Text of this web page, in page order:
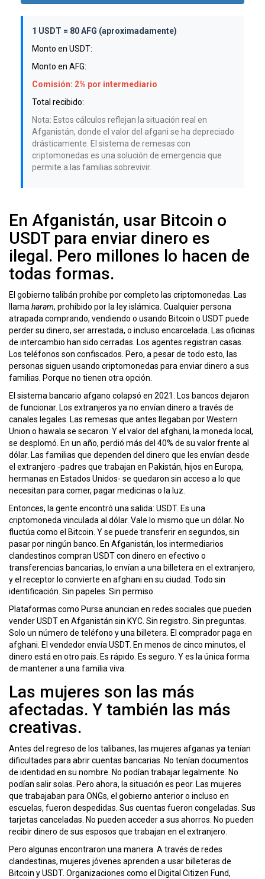
1 USDT = 80 AFG (aproximadamente)
Monto en USDT:
Monto en AFG:
Comisión: 2% por intermediario
Total recibido:
Nota: Estos cálculos reflejan la situación real en
Afganistán, donde el valor del afgani se ha depreciado
drásticamente. El sistema de remesas con
criptomonedas es una solución de emergencia que
permite a las familias sobrevivir.
En Afganistán, usar Bitcoin o
USDT para enviar dinero es
ilegal. Pero millones lo hacen de
todas formas.
El gobierno talibán prohíbe por completo las criptomonedas. Las
llama haram, prohibido por la ley islámica. Cualquier persona
atrapada comprando, vendiendo o usando Bitcoin o USDT puede
perder su dinero, ser arrestada, o incluso encarcelada. Las oficinas
de intercambio han sido cerradas. Los agentes registran casas.
Los teléfonos son confiscados. Pero, a pesar de todo esto, las
personas siguen usando criptomonedas para enviar dinero a sus
familias. Porque no tienen otra opción.
El sistema bancario afgano colapsó en 2021. Los bancos dejaron
de funcionar. Los extranjeros ya no envían dinero a través de
canales legales. Las remesas que antes llegaban por Western
Union o hawala se secaron. Y el valor del afghani, la moneda local,
se desplomó. En un año, perdió más del 40% de su valor frente al
dólar. Las familias que dependen del dinero que les envían desde
el extranjero -padres que trabajan en Pakistán, hijos en Europa,
hermanas en Estados Unidos- se quedaron sin acceso a lo que
necesitan para comer, pagar medicinas o la luz.
Entonces, la gente encontró una salida: USDT. Es una
criptomoneda vinculada al dólar. Vale lo mismo que un dólar. No
fluctúa como el Bitcoin. Y se puede transferir en segundos, sin
pasar por ningún banco. En Afganistán, los intermediarios
clandestinos compran USDT con dinero en efectivo o
transferencias bancarias, lo envían a una billetera en el extranjero,
y el receptor lo convierte en afghani en su ciudad. Todo sin
identificación. Sin papeles. Sin permiso.
Plataformas como Pursa anuncian en redes sociales que pueden
vender USDT en Afganistán sin KYC. Sin registro. Sin preguntas.
Solo un número de teléfono y una billetera. El comprador paga en
afghani. El vendedor envía USDT. En menos de cinco minutos, el
dinero está en otro país. Es rápido. Es seguro. Y es la única forma
de mantener a una familia viva.
Las mujeres son las más
afectadas. Y también las más
creativas.
Antes del regreso de los talibanes, las mujeres afganas ya tenían
dificultades para abrir cuentas bancarias. No tenían documentos
de identidad en su nombre. No podían trabajar legalmente. No
podían salir solas. Pero ahora, la situación es peor. Las mujeres
que trabajaban para ONGs, el gobierno anterior o incluso en
escuelas, fueron despedidas. Sus cuentas fueron congeladas. Sus
tarjetas canceladas. No pueden acceder a sus ahorros. No pueden
recibir dinero de sus esposos que trabajan en el extranjero.
Pero algunas encontraron una manera. A través de redes
clandestinas, mujeres jóvenes aprenden a usar billeteras de
Bitcoin y USDT. Organizaciones como el Digital Citizen Fund,